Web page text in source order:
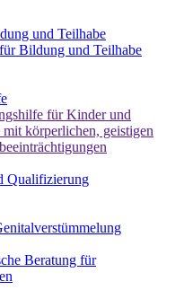
und Teilhabe
Bildung und Teilhabe
für Kinder und
mit körperlichen, geistigen
Qualifizierung
Beratung für